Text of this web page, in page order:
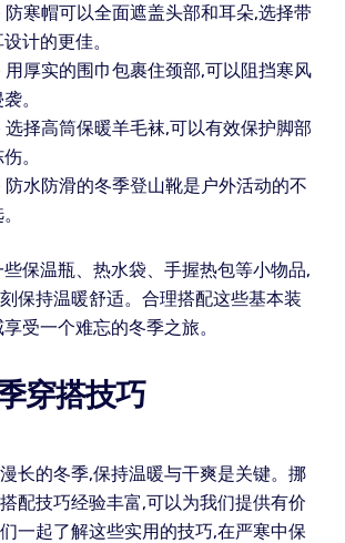
防寒帽可以全面遮盖头部和耳朵,选择带
计的更佳。
用厚实的围巾包裹住颈部,可以阻挡寒风
。
选择高筒保暖羊毛袜,可以有效保护脚部
。
防水防滑的冬季登山靴是户外活动的不
保温瓶、热水袋、手握热包等小物品,
保持温暖舒适。合理搭配这些基本装
受一个难忘的冬季之旅。
穿搭技巧
长的冬季,保持温暖与干爽是关键。挪
配技巧经验丰富,可以为我们提供有价
一起了解这些实用的技巧,在严寒中保